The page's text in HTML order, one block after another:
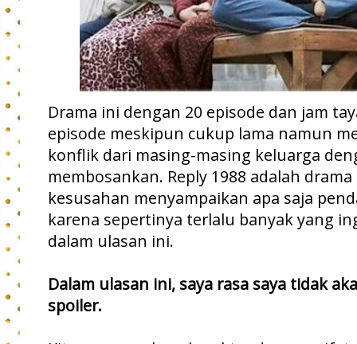
Drama ini dengan 20 episode dan jam
episode meskipun cukup lama namun
konflik dari masing-masing keluarga
membosankan. Reply 1988 adalah
kesusahan menyampaikan apa saja
karena sepertinya terlalu banyak yang
dalam ulasan ini.
Dalam ulasan ini, saya rasa saya tidak
spoiler.